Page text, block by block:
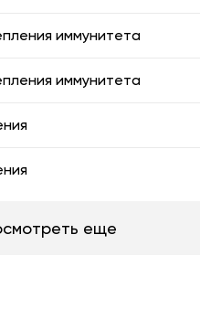
иммунитета
иммунитета
еще